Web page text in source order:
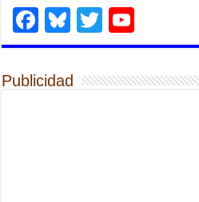
Facebook
Bluesky
Twitter
Publicidad